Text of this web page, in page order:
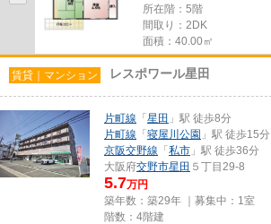
所在階：5階
間取り：2DK
面積：40.00㎡
賃貸｜マンション レスポワール星田
片町線 「 星田 」駅 徒歩8分
片町線 「 寝屋川公園 」駅 徒歩15分
京阪交野線 「 私市 」駅 徒歩36分
大阪府交野市星田 ５丁目29-8
5.7万円
築年数：築29年 ｜募集中： 1室
階数：4階建